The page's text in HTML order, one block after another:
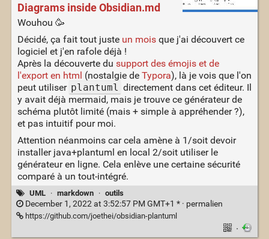
Diagrams inside Obsidian.md
Wouhou 🥳
Décidé, ça fait tout juste un moisque j'ai découvert ce
logiciel et j'en rafole déjà !
Après la découverte du support des émojis et de
l'export en html (nostalgie de Typora), là je vois que l'on
peut utiliser plantuml directement dans cet éditeur. Il
y avait déjà mermaid, mais je trouve ce générateur de
schéma plutôt limité (mais + simple à appréhender ?),
et pas intuitif pour moi.
Attention néanmoins car cela amène à 1/soit devoir
installer java+plantuml en local 2/soit utiliser le
générateur en ligne. Cela enlève une certaine sécurité
comparé à un tout-intégré.
UML · markdown · outils
December 1, 2022 at 3:52:57 PM GMT+1 * · permalien
https://github.com/joethei/obsidian-plantuml
·